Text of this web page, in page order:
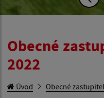
Obecné
2022
Úvod Obecné